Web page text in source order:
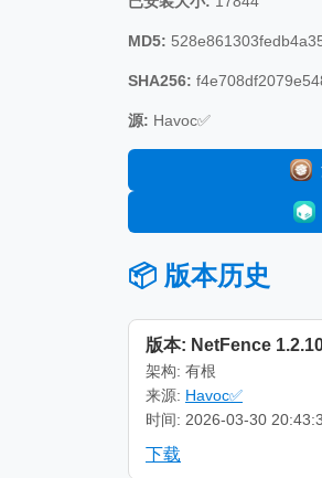
MD5:
SHA256:
源: Havoc✅
📦 版本历史
版本: NetFence
架构: 有根
来源: Havoc✅
时间: 2026-03-30
下载